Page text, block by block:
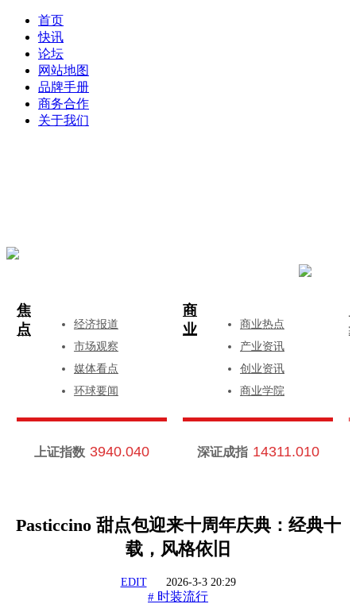
首页
快讯
论坛
网站地图
品牌手册
商务合作
关于我们
焦
点
经济报道
市场观察
媒体看点
环球要闻
商
业
商业热点
产业资讯
创业资讯
商业学院
上证指数 3940.040 深证成指 14311.010
Pasticcino 甜点包迎来十周年庆典：经典十
载，风格依旧
EDIT 2026-3-3 20:29
# 时装流行